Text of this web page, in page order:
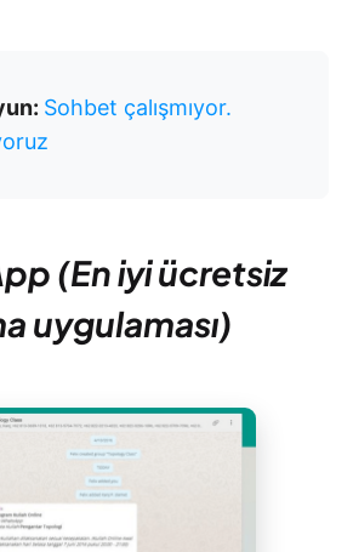
Sohbet çalışmıyor.
(En iyi ücretsiz
uygulaması)